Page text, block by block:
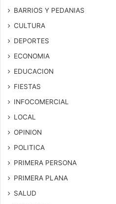
BARRIOS Y PEDANIAS
CULTURA
DEPORTES
ECONOMIA
EDUCACION
FIESTAS
INFOCOMERCIAL
LOCAL
OPINION
POLITICA
PRIMERA PERSONA
PRIMERA PLANA
SALUD